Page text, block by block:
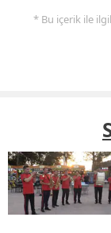
* Bu içerik ile